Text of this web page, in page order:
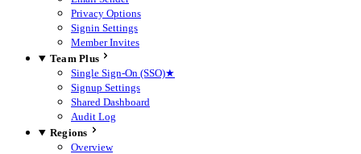
Privacy Options
Signin Settings
Member Invites
Team Plus
Single Sign-On (SSO)★
Signup Settings
Shared Dashboard
Audit Log
Regions
Overview